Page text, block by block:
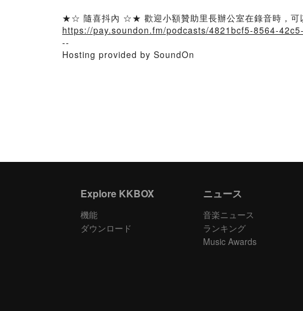
★☆ 隨喜抖內 ☆★ 歡迎小額贊助里長辦公室在錄音時，可
https://pay.soundon.fm/podcasts/4821bcf5-8564-
--
Hosting provided by SoundOn
Explore KKBOX
機能
ダウンロード
ニュース
音楽ニュース
ランキング
Music Awards